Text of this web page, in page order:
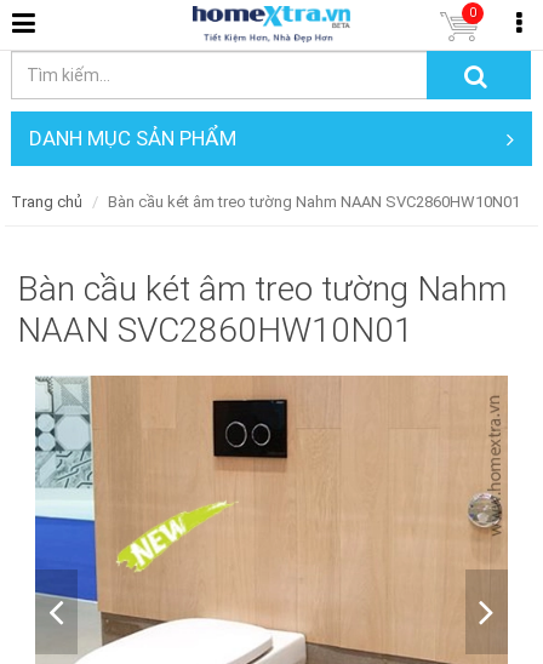
0
DANH MỤC SẢN PHẨM
Trang chủ Bàn cầu két âm treo tường Nahm NAAN SVC2860HW10N01
Bàn cầu két âm treo tường Nahm
NAAN SVC2860HW10N01